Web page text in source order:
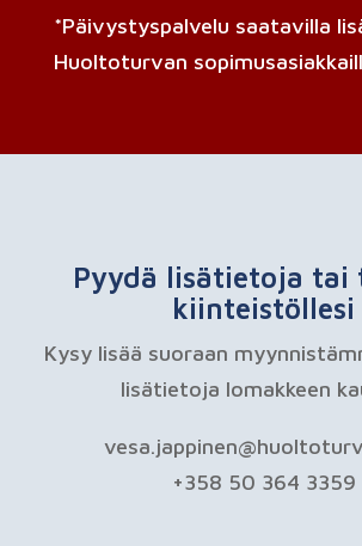
*Päivystyspalvelu saatavilla
Huoltoturvan
Pyydä lisätietoja tai
kiinteistöllesi
Kysy lisää suoraan
lisätietoja lomakkeen
+358 50 364 3359